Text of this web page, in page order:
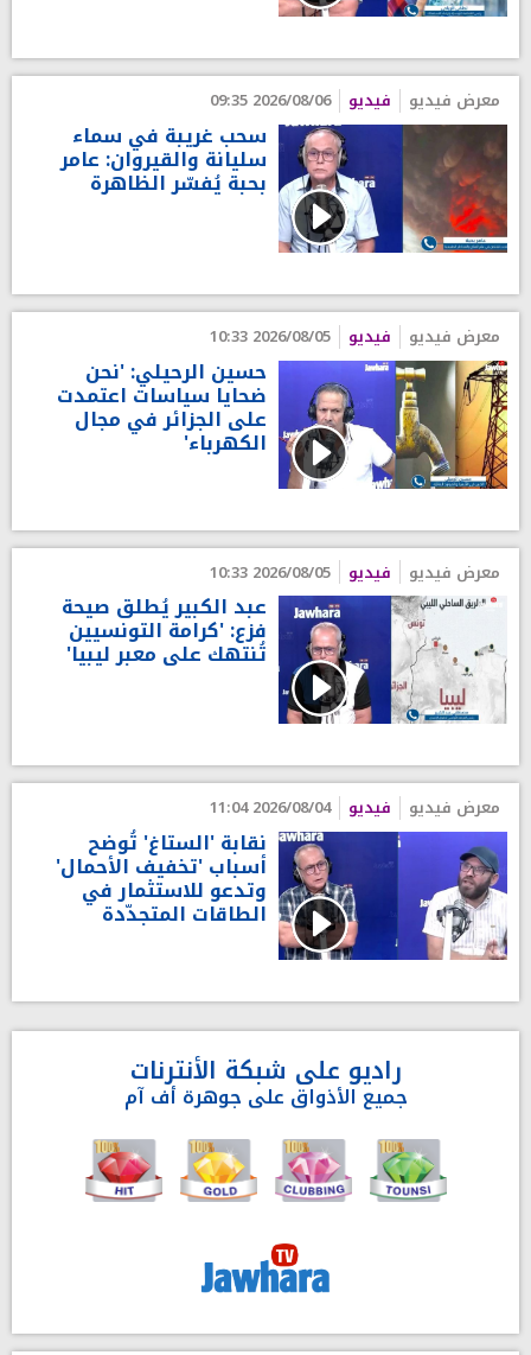
معرض فيديو فيديو 2026/08/06 09:35
سحب غريبة في سماء
سليانة والقيروان: عامر
بحبة يُفسّر الظاهرة
معرض فيديو فيديو 2026/08/05 10:33
حسين الرحيلي: 'نحن
ضحايا سياسات اعتمدت
على الجزائر في مجال
الكهرباء'
معرض فيديو فيديو 2026/08/05 10:33
عبد الكبير يُطلق صيحة
فزع: 'كرامة التونسيين
تُنتهك على معبر ليبيا'
معرض فيديو فيديو 2026/08/04 11:04
نقابة 'الستاغ' تُوضح
أسباب 'تخفيف الأحمال'
وتدعو للاستثمار في
الطاقات المتجدّدة
راديو على شبكة الأنترنات
جميع الأذواق على جوهرة أف آم